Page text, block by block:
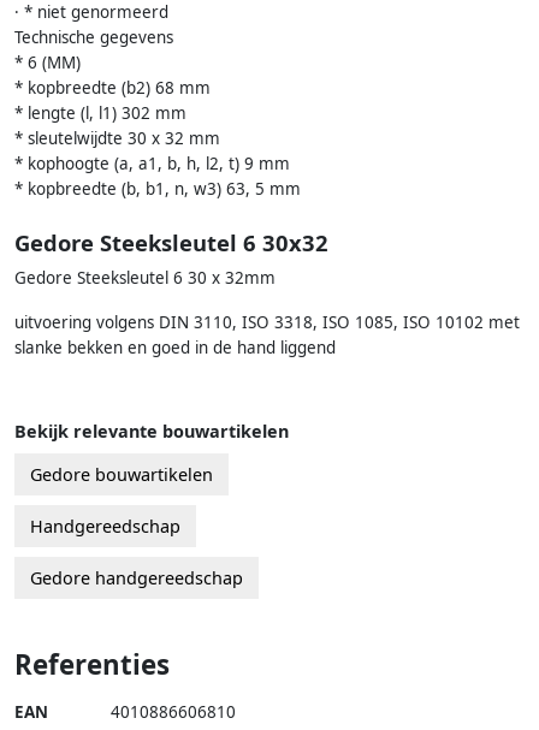
· * niet genormeerd
Technische gegevens
* 6 (MM)
* kopbreedte (b2) 68 mm
* lengte (l, l1) 302 mm
* sleutelwijdte 30 x 32 mm
* kophoogte (a, a1, b, h, l2, t) 9 mm
* kopbreedte (b, b1, n, w3) 63, 5 mm
Gedore Steeksleutel 6 30x32
Gedore Steeksleutel 6 30 x 32mm
uitvoering volgens DIN 3110, ISO 3318, ISO 1085, ISO 10102 met
slanke bekken en goed in de hand liggend
Bekijk relevante bouwartikelen
Gedore bouwartikelen
Handgereedschap
Gedore handgereedschap
Referenties
EAN 4010886606810